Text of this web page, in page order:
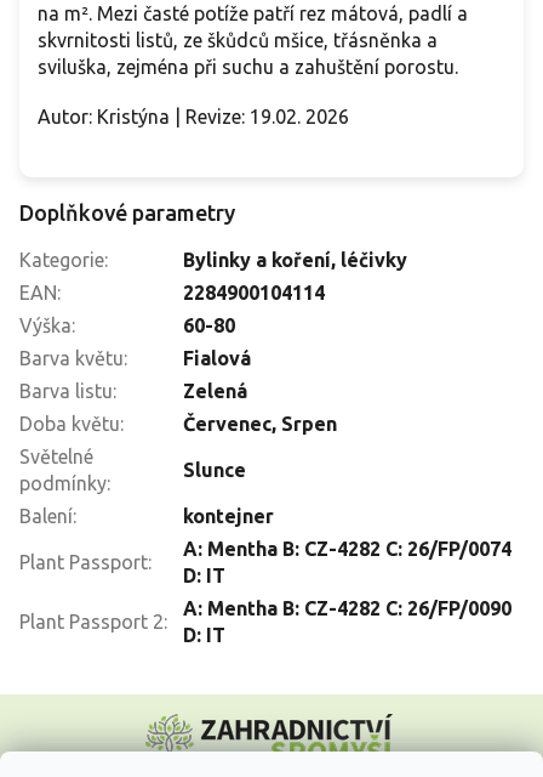
na m². Mezi časté potíže patří rez mátová, padlí a
skvrnitosti listů, ze škůdců mšice, třásněnka a
sviluška, zejména při suchu a zahuštění porostu.
Autor: Kristýna | Revize: 19.02. 2026
Doplňkové parametry
Kategorie:
Bylinky a koření, léčivky
EAN:
2284900104114
Výška:
60-80
Barva květu:
Fialová
Barva listu:
Zelená
Doba květu: Červenec, Srpen
Světelné
podmínky:
Slunce
Balení: kontejner
Plant Passport:
A: Mentha B: CZ-4282 C: 26/FP/0074
D: IT
Plant Passport 2:
A: Mentha B: CZ-4282 C: 26/FP/0090
D: IT
p